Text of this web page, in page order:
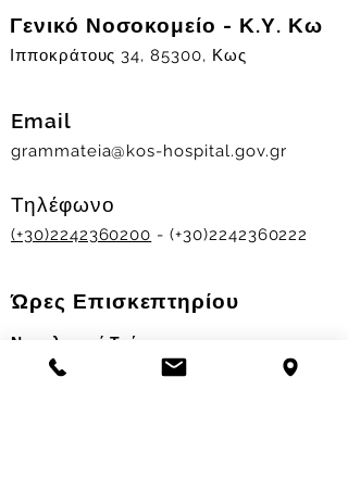
Γενικό Νοσοκομείο - Κ.Υ. Κω
Ιπποκράτους 34, 85300, Κως
Email
grammateia@kos-hospital.gov.gr
Τηλέφωνο
(+30)2242360200 - (+30)2242360222
Ώρες Επισκεπτηρίου
Νοσηλευτικά Τμήματα
Χειμερινό ωράριο: 11.00-13.00
17.30-19.30